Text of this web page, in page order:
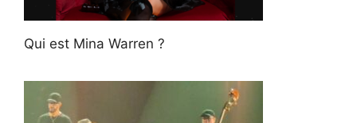
Qui est Mina Warren ?